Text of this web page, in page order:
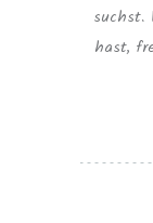
suchst.
hast,